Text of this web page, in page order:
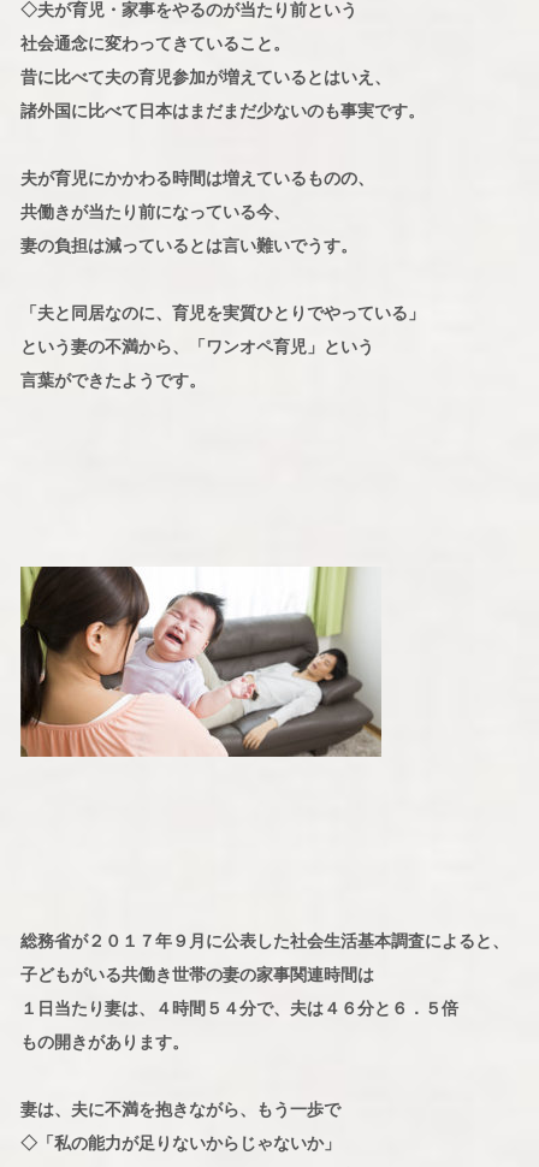
◇夫が育児・家事をやるのが当たり前という
社会通念に変わってきていること。
昔に比べて夫の育児参加が増えているとはいえ、
諸外国に比べて日本はまだまだ少ないのも事実です。
夫が育児にかかわる時間は増えているものの、
共働きが当たり前になっている今、
妻の負担は減っているとは言い難いでうす。
「夫と同居なのに、育児を実質ひとりでやっている」
という妻の不満から、「ワンオペ育児」という
言葉ができたようです。
総務省が２０１７年９月に公表した社会生活基本調査によると、
子どもがいる共働き世帯の妻の家事関連時間は
１日当たり妻は、４時間５４分で、夫は４６分と６．５倍
もの開きがあります。
妻は、夫に不満を抱きながら、もう一歩で
◇「私の能力が足りないからじゃないか」